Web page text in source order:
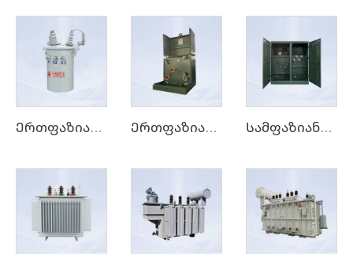
Ერთფაზიანი სვეტზე დამაგრებული ტრანსფორმატორი Ერთფაზიანი პედ-მაუნტის ტრანსფორმატორი Სამფაზიანი ტრანსფორმატორი დამაგრებული პადზე